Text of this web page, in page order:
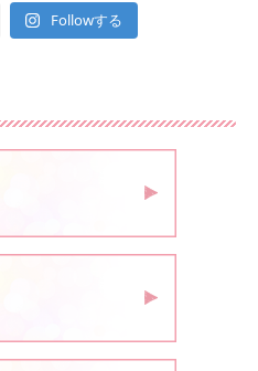
Followする